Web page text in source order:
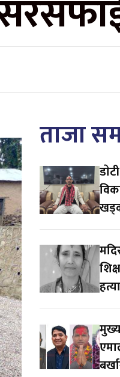
ताजा